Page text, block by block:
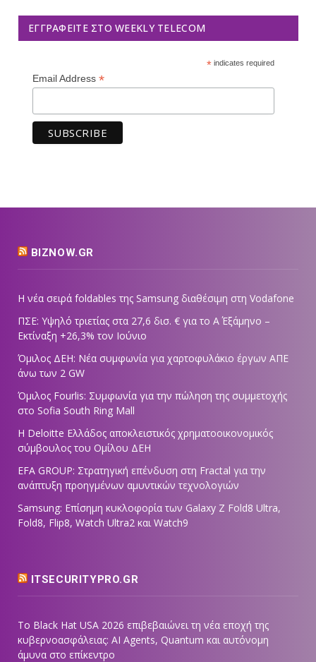
ΕΓΓΡΑΦΕΊΤΕ ΣΤΟ WEEKLY TELECOM
*indicates required
Email Address *
BIZNOW.GR
Η νέα σειρά foldables της Samsung διαθέσιμη στη Vodafone
ΠΣΕ: Υψηλό τριετίας στα 27,6 δισ. € για το Α΄ Εξάμηνο –
Εκτίναξη +26,3% τον Ιούνιο
Όμιλος ΔΕΗ: Νέα συμφωνία για χαρτοφυλάκιο έργων ΑΠΕ
άνω των 2 GW
Όμιλος Fourlis: Συμφωνία για την πώληση της συμμετοχής
στο Sofia South Ring Mall
Η Deloitte Ελλάδος αποκλειστικός χρηματοοικονομικός
σύμβουλος του Ομίλου ΔΕΗ
EFA GROUP: Στρατηγική επένδυση στη Fractal για την
ανάπτυξη προηγμένων αμυντικών τεχνολογιών
Samsung: Επίσημη κυκλοφορία των Galaxy Z Fold8 Ultra,
Fold8, Flip8, Watch Ultra2 και Watch9
ITSECURITYPRO.GR
Το Black Hat USA 2026 επιβεβαιώνει τη νέα εποχή της
κυβερνοασφάλειας: AI Agents, Quantum και αυτόνομη
άμυνα στο επίκεντρο